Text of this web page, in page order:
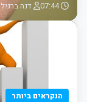
07:44 דנה ברגיל
הנקראים ביותר